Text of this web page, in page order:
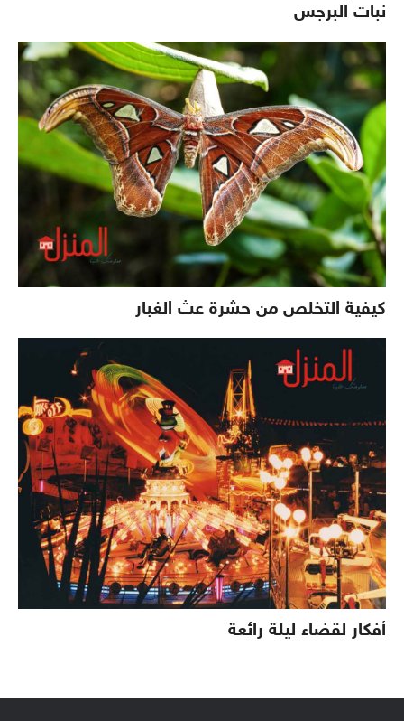
نبات البرجس
كيفية التخلص من حشرة عث الغبار
أفكار لقضاء ليلة رائعة